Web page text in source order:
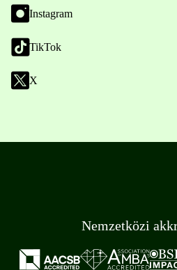
Instagram
TikTok
X
Nemzetközi